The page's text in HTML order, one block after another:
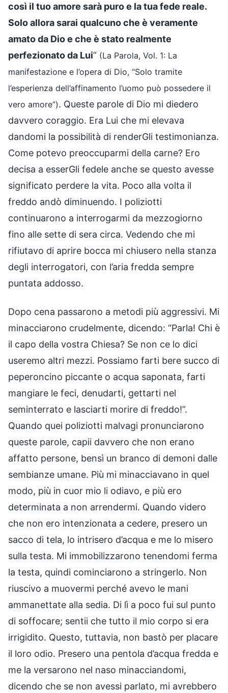
così il tuo amore sarà puro e la tua fede reale.
Solo allora sarai qualcuno che è veramente
amato da Dio e che è stato realmente
perfezionato da Lui” (La Parola, Vol. 1: La
manifestazione e l’opera di Dio, “Solo tramite
l’esperienza dell’affinamento l’uomo può possedere il
vero amore”). Queste parole di Dio mi diedero
davvero coraggio. Era Lui che mi elevava
dandomi la possibilità di renderGli testimonianza.
Come potevo preoccuparmi della carne? Ero
decisa a esserGli fedele anche se questo avesse
significato perdere la vita. Poco alla volta il
freddo andò diminuendo. I poliziotti
continuarono a interrogarmi da mezzogiorno
fino alle sette di sera circa. Vedendo che mi
rifiutavo di aprire bocca mi chiusero nella stanza
degli interrogatori, con l’aria fredda sempre
puntata addosso.
Dopo cena passarono a metodi più aggressivi. Mi
minacciarono crudelmente, dicendo: “Parla! Chi è
il capo della vostra Chiesa? Se non ce lo dici
useremo altri mezzi. Possiamo farti bere succo di
peperoncino piccante o acqua saponata, farti
mangiare le feci, denudarti, gettarti nel
seminterrato e lasciarti morire di freddo!”.
Quando quei poliziotti malvagi pronunciarono
queste parole, capii davvero che non erano
affatto persone, bensì un branco di demoni dalle
sembianze umane. Più mi minacciavano in quel
modo, più in cuor mio li odiavo, e più ero
determinata a non arrendermi. Quando videro
che non ero intenzionata a cedere, presero un
sacco di tela, lo intrisero d’acqua e me lo misero
sulla testa. Mi immobilizzarono tenendomi ferma
la testa, quindi cominciarono a stringerlo. Non
riuscivo a muovermi perché avevo le mani
ammanettate alla sedia. Di lì a poco fui sul punto
di soffocare; sentii che tutto il mio corpo si era
irrigidito. Questo, tuttavia, non bastò per placare
il loro odio. Presero una pentola d’acqua fredda e
me la versarono nel naso minacciandomi,
dicendo che se non avessi parlato, mi avrebbero